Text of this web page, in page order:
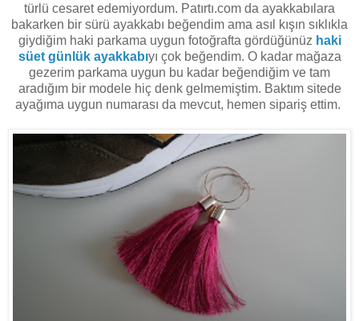
türlü cesaret edemiyordum. Patırtı.com da ayakkabılara
bakarken bir sürü ayakkabı beğendim ama asıl kışın sıklıkla
giydiğim haki parkama uygun fotoğrafta gördüğünüz haki
süet günlük ayakkabıyı çok beğendim. O kadar mağaza
gezerim parkama uygun bu kadar beğendiğim ve tam
aradığım bir modele hiç denk gelmemiştim. Baktım sitede
ayağıma uygun numarası da mevcut, hemen sipariş ettim.